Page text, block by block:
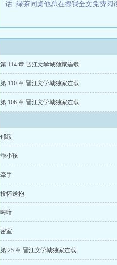
话 绿茶同桌他总在撩我全文免费阅
第 114 章 晋江文学城独家连载
第 110 章 晋江文学城独家连载
第 106 章 晋江文学城独家连载
郁绥
乖小孩
牵手
投怀送抱
晦暗
密室
第 25 章 晋江文学城独家连载